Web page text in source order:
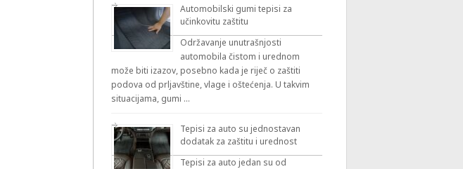
Automobilski gumi tepisi za
učinkovitu zaštitu
Održavanje unutrašnjosti
automobila čistom i urednom
može biti izazov, posebno kada je riječ o zaštiti
podova od prljavštine, vlage i oštećenja. U takvim
situacijama, gumi …
Tepisi za auto su jednostavan
dodatak za zaštitu i urednost
Tepisi za auto jedan su od